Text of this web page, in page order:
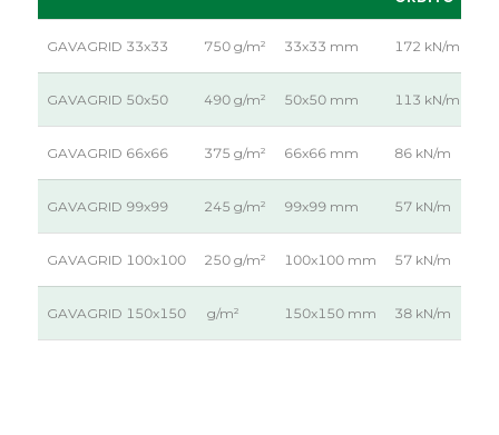
GAVAGRID 33x33 750 g/m² 33x33 mm 172 kN/m
GAVAGRID 50x50 490 g/m² 50x50 mm 113 kN/m
GAVAGRID 66x66 375 g/m² 66x66 mm 86 kN/m
GAVAGRID 99x99 245 g/m² 99x99 mm 57 kN/m
GAVAGRID 100x100 250 g/m² 100x100 mm 57 kN/m
GAVAGRID 150x150 g/m² 150x150 mm 38 kN/m